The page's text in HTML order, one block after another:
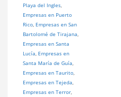
Playa del Ingles,
Empresas en Puerto
Rico, Empresas en San
Bartolomé de Tirajana,
Empresas en Santa
Lucía, Empresas en
Santa María de Guía,
Empresas en Taurito,
Empresas en Tejeda,
Empresas en Terror,